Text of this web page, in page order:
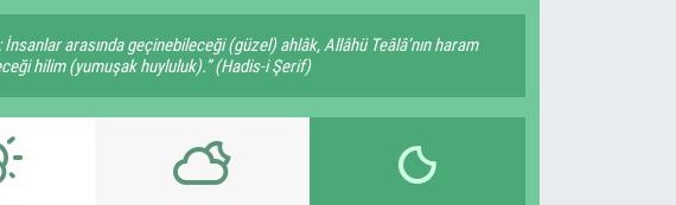
arasında geçinebileceği (güzel) ahlâk, Allâhü Teâlâ’nın haram
hilim (yumuşak huyluluk).” (Hadis-i Şerif)